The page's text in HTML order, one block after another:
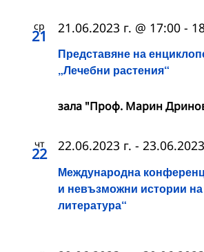
ср
21
Представяне на
„Лечебни растения“
21.06.2023 г. @ 17:00 -
зала "Проф. Марин
чт
22
Международна
и невъзможни истории на
литература“
22.06.2023 г. -